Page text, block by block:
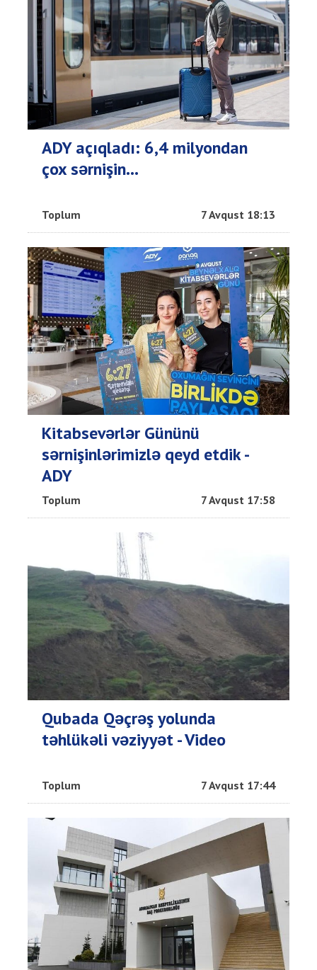
ADY açıqladı: 6,4 milyondan
çox sərnişin...
Toplum 7 Avqust 18:13
Kitabsevərlər Gününü
sərnişinlərimizlə qeyd etdik -
ADY
Toplum 7 Avqust 17:58
Qubada Qəçrəş yolunda
təhlükəli vəziyyət - Video
Toplum 7 Avqust 17:44